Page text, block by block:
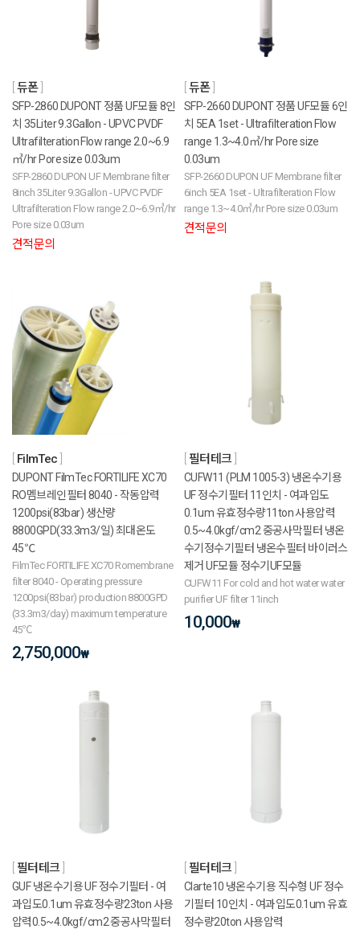
듀폰
SFP-2860 DUPONT 정품 UF모듈 8인
치 35Liter 9.3Gallon - UPVC PVDF
Ultrafilteration Flow range 2.0~6.9
㎥/hr Pore size 0.03um
SFP-2860 DUPON UF Membrane filter
8inch 35Liter 9.3Gallon - UPVC PVDF
Ultrafilteration Flow range 2.0~6.9㎥/hr
Pore size 0.03um
견적문의
듀폰
SFP-2660 DUPONT 정품 UF모듈 6인
치 5EA 1set - Ultrafilteration Flow
range 1.3~4.0㎥/hr Pore size
0.03um
SFP-2660 DUPON UF Membrane filter
6inch 5EA 1set - Ultrafilteration Flow
range 1.3~4.0㎥/hr Pore size 0.03um
견적문의
FilmTec
DUPONT FilmTec FORTILIFE XC70
RO멤브레인필터 8040 - 작동압력
1200psi(83bar) 생산량
8800GPD(33.3m3/일) 최대온도
45℃
FilmTec FORTILIFE XC70 Romembrane
filter 8040 - Operating pressure
1200psi(83bar) production 8800GPD
(33.3m3/day) maximum temperature
45℃
2,750,000₩
필터테크
CUFW11 (PLM 1005-3) 냉온수기용
UF 정수기필터 11인치 - 여과입도
0.1um 유효정수량11ton 사용압력
0.5~4.0kgf/cm2 중공사막필터 냉온
수기정수기필터 냉온수필터 바이러스
제거 UF모듈 정수기UF모듈
CUFW11 For cold and hot water water
purifier UF filter 11inch
10,000₩
필터테크
GUF 냉온수기용 UF 정수기필터 - 여
과입도0.1um 유효정수량23ton 사용
압력0.5~4.0kgf/cm2 중공사막필터
필터테크
Clarte10 냉온수기용 직수형 UF 정수
기필터 10인치 - 여과입도0.1um 유효
정수량20ton 사용압력